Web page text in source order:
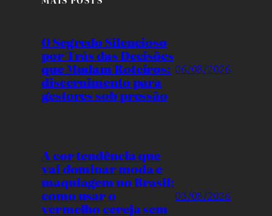
O Segredo Silencioso
por Trás das Decisões
que Mudam Roteiros:
discernimento para
gestores sob pressão
06/08/2026
A cor tendência que
vai dominar moda e
maquiagem no Brasil:
como usar o
vermelho cereja sem
03/08/2026